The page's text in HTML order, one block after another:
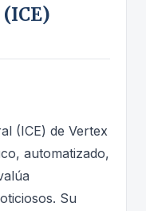
(ICE) de Vertex
automatizado,
Su